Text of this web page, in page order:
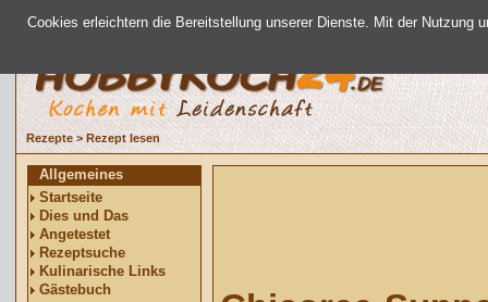
Rezepte > Rezept lesen
Allgemeines
Startseite
Dies und Das
Angetestet
Rezeptsuche
Kulinarische Links
Gästebuch
Cookies erleichtern die Bereitstellung unserer Dienste. Mit der Nutzung